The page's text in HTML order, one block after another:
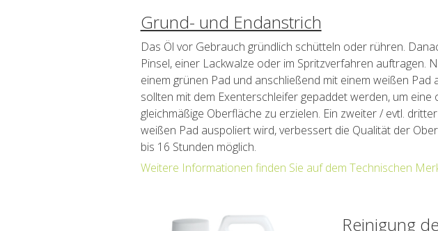
Grund- und Endanstrich
Das Öl vor Gebrauch gründlich schütteln oder rühren.
Pinsel, einer Lackwalze oder im Spritzverfahren auftragen.
einem grünen Pad und anschließend mit einem weißen
sollten mit dem Exenterschleifer gepaddet werden, um eine
gleichmäßige Oberfläche zu erzielen. Ein zweiter / evtl.
weißen Pad auspoliert wird, verbessert die Qualität der
bis 16 Stunden möglich.
Weitere Informationen finden Sie auf dem Technischen
Reinigung